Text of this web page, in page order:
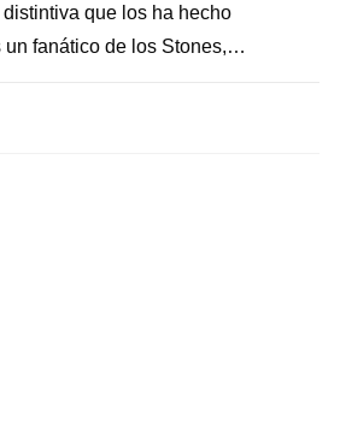
que los ha hecho
un fanático de los Stones,…